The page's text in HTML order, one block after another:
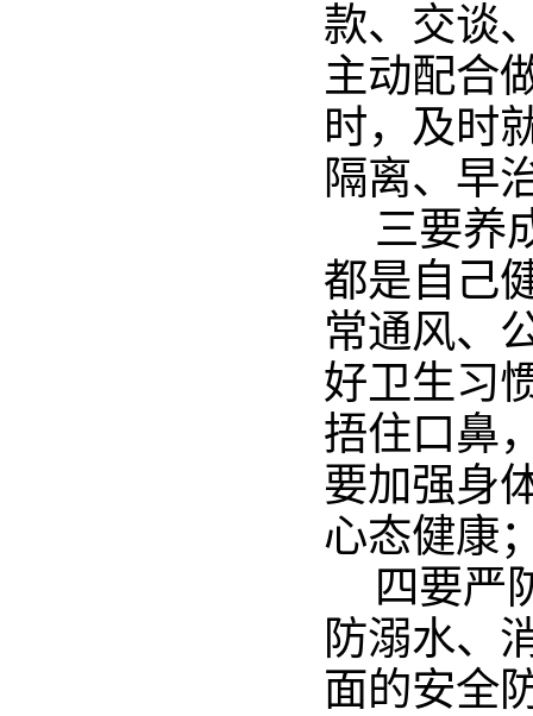
款、交谈
主动配合
时，及时
隔离、早
三要养
都是自己
常通风、
好卫生习
捂住口鼻
要加强身
心态健康
四要严
防溺水、
面的安全